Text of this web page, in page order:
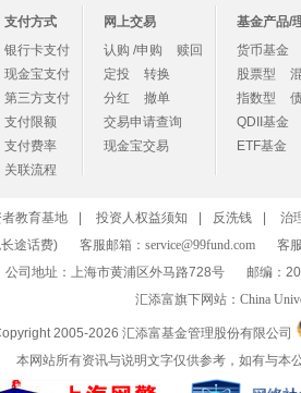
支付方式
银行卡支付
现金宝支付
第三方支付
支付限额
支付费率
关联流程
网上交易
认购 /申购
赎回
定投
转换
分红
撤单
交易申请查询
现金宝交易
基金产品/
货币基金
股票型
指数型
QDII基金
ETF基金
教育基地 投资人权益须知 反洗钱
治
途话费)
客服邮箱：service@99fund.com
客
公司地址：上海市黄浦区外马路728号
邮编：
汇添富旗下网站：China
2005-2026 汇添富基金管理股份有限公司
本网站所有资讯与说明文字仅供参考，如有与本